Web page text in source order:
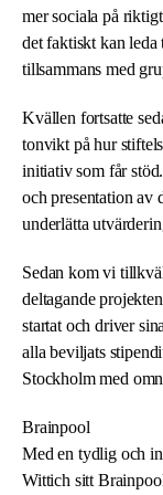
mer sociala på
det faktiskt kan leda
tillsammans med
Kvällen fortsatte
tonvikt på hur
initiativ som får
och presentation av
underlätta
Sedan kom vi
deltagande
startat och driver
alla beviljats
Stockholm med
Brainpool
Med en tydlig och
Wittich sitt